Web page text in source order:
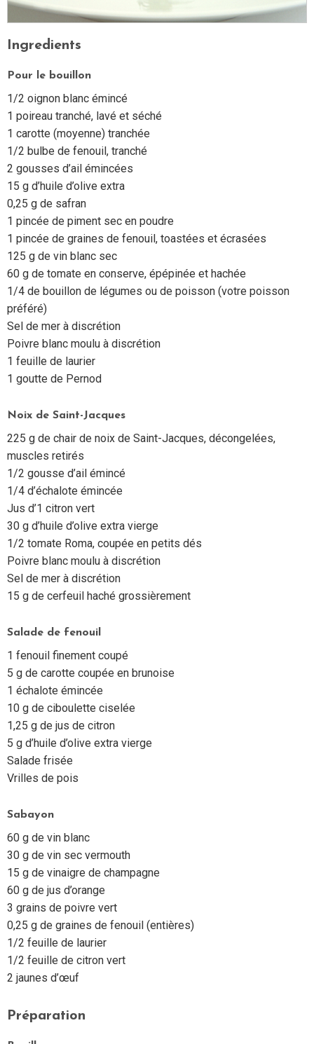
Ingredients
Pour le bouillon
1/2 oignon blanc émincé
1 poireau tranché, lavé et séché
1 carotte (moyenne) tranchée
1/2 bulbe de fenouil, tranché
2 gousses d’ail émincées
15 g d’huile d’olive extra
0,25 g de safran
1 pincée de piment sec en poudre
1 pincée de graines de fenouil, toastées et écrasées
125 g de vin blanc sec
60 g de tomate en conserve, épépinée et hachée
1/4 de bouillon de légumes ou de poisson (votre poisson
préféré)
Sel de mer à discrétion
Poivre blanc moulu à discrétion
1 feuille de laurier
1 goutte de Pernod
Noix de Saint-Jacques
225 g de chair de noix de Saint-Jacques, décongelées,
muscles retirés
1/2 gousse d’ail émincé
1/4 d’échalote émincée
Jus d’1 citron vert
30 g d’huile d’olive extra vierge
1/2 tomate Roma, coupée en petits dés
Poivre blanc moulu à discrétion
Sel de mer à discrétion
15 g de cerfeuil haché grossièrement
Salade de fenouil
1 fenouil finement coupé
5 g de carotte coupée en brunoise
1 échalote émincée
10 g de ciboulette ciselée
1,25 g de jus de citron
5 g d’huile d’olive extra vierge
Salade frisée
Vrilles de pois
Sabayon
60 g de vin blanc
30 g de vin sec vermouth
15 g de vinaigre de champagne
60 g de jus d’orange
3 grains de poivre vert
0,25 g de graines de fenouil (entières)
1/2 feuille de laurier
1/2 feuille de citron vert
2 jaunes d’œuf
Préparation